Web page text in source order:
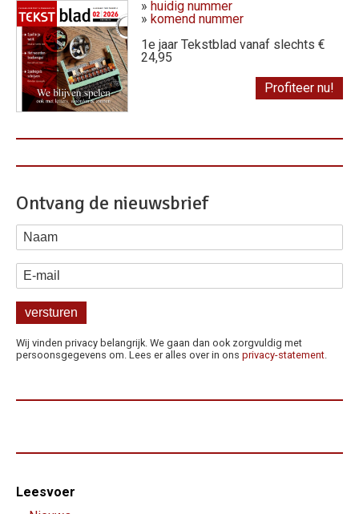
» huidig nummer
» komend nummer
1e jaar Tekstblad vanaf slechts €
24,95
Profiteer nu!
Ontvang de nieuwsbrief
Naam
E-mail
Wij vinden privacy belangrijk. We gaan dan ook zorgvuldig met
persoonsgegevens om. Lees er alles over in ons privacy-statement
Footer-
Leesvoer